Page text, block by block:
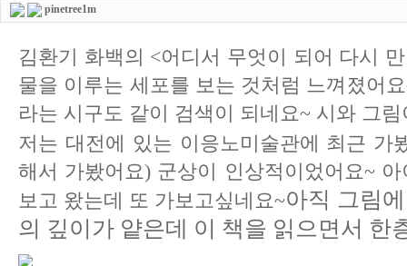
pinetree1m
김환기 화백의 <어디서 무엇이 되어 다시
물을 이루는 세포를 보는 것처럼 느껴졌어
라는 시구도 같이 검색이 되네요~ 시와 그
저는 대전에 있는 이응노미술관에 최근 가
해서 가봤어요) 군상이 인상적이었어요~
보고 왔는데 또 가보고싶네요~아직 그림
의 깊이가 얕은데 이 책을 읽으면서 한